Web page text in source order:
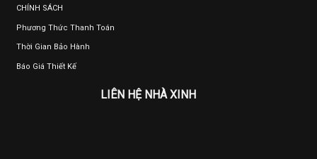
CHÍNH SÁCH
Phương Thức Thanh Toán
Thời Gian Bảo Hành
Báo Giá Thiết Kế
LIÊN HỆ NHÀ XINH